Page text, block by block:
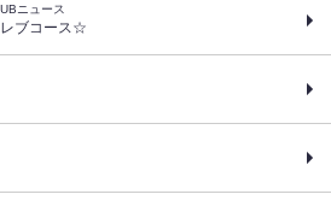
ニュース
レブコース☆